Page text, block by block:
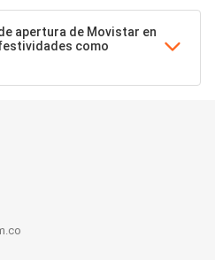
apertura de Movistar en
como